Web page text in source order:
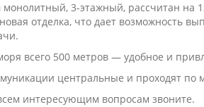
3-этажный, рассчитан на
отделка, что дает возможность
всего 500 метров — удобное и
центральные и проходят по
интересующим вопросам звоните.